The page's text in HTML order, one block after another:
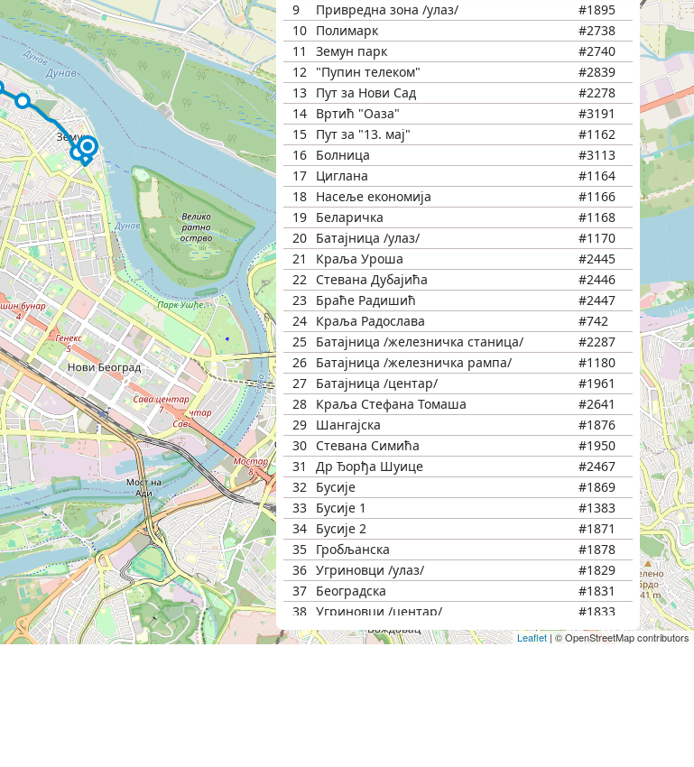
Leaflet | © OpenStreetMap contributors
9
Привредна зона /улаз/
#1895
10 Полимарк
#2738
11
Земун парк
#2740
12 "Пупин телеком"
#2839
13 Пут за Нови Сад
#2278
14 Вртић "Оаза"
#3191
15 Пут за "13. мај"
#1162
16 Болница
#3113
17 Циглана
#1164
18 Насеље економија
#1166
19 Беларичка
#1168
20 Батајница /улаз/
#1170
21
Краља Уроша
#2445
22 Стевана Дубајића
#2446
23 Браће Радишић
#2447
24 Краља Радослава
#742
25 Батајница /железничка станица/
#2287
26 Батајница /железничка рампа/
#1180
27 Батајница /центар/
#1961
28 Краља Стефана Томаша
#2641
29 Шангајска
#1876
30 Стевана Симића
#1950
31
Др Ђорђа Шуице
#2467
32 Бусије
#1869
33 Бусије 1
#1383
34 Бусије 2
#1871
35 Гробљанска
#1878
36 Угриновци /улаз/
#1829
37 Београдска
#1831
38 Угриновци /центар/
#1833
39 Угриновци #1835